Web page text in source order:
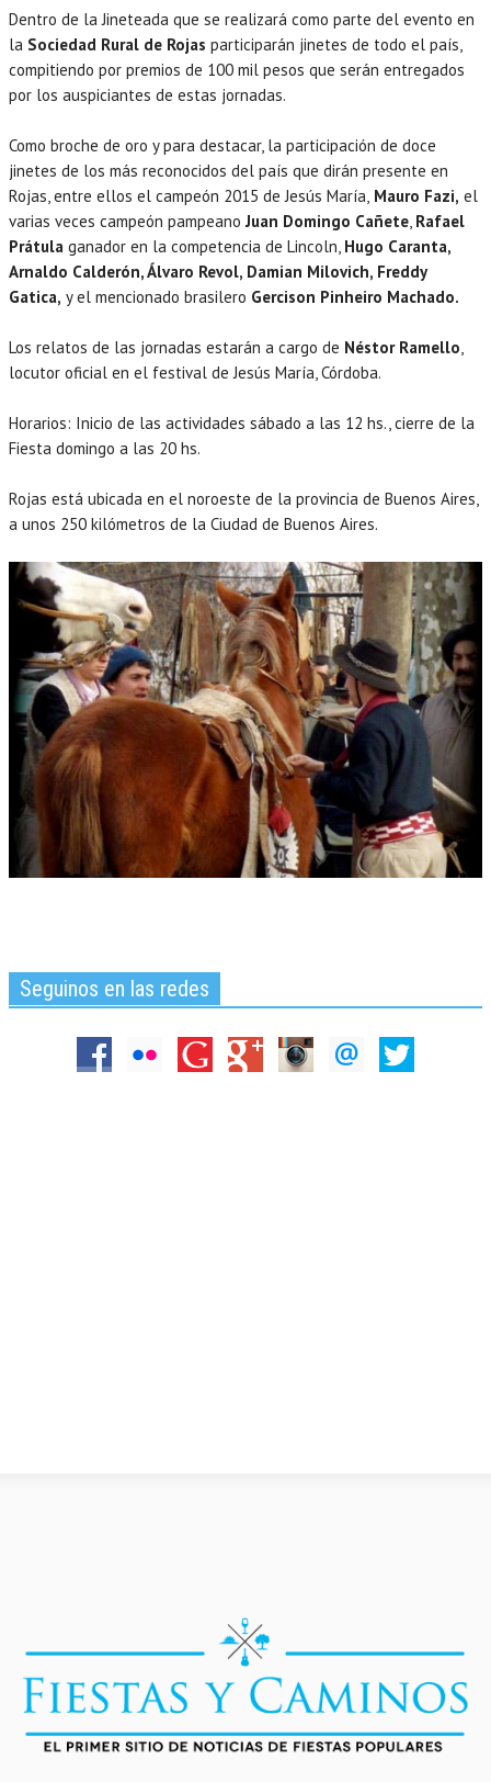
Dentro de la Jineteada que se realizará como parte del evento en
la Sociedad Rural de Rojas participarán jinetes de todo el país,
compitiendo por premios de 100 mil pesos que serán entregados
por los auspiciantes de estas jornadas.
Como broche de oro y para destacar, la participación de doce
jinetes de los más reconocidos del país que dirán presente en
Rojas, entre ellos el campeón 2015 de Jesús María, Mauro Fazi, el
varias veces campeón pampeano Juan Domingo Cañete, Rafael
Prátula ganador en la competencia de Lincoln, Hugo Caranta,
Arnaldo Calderón, Álvaro Revol, Damian Milovich, Freddy
Gatica, y el mencionado brasilero Gercison Pinheiro Machado.
Los relatos de las jornadas estarán a cargo de Néstor Ramello,
locutor oficial en el festival de Jesús María, Córdoba.
Horarios: Inicio de las actividades sábado a las 12 hs., cierre de la
Fiesta domingo a las 20 hs.
Rojas está ubicada en el noroeste de la provincia de Buenos Aires,
a unos 250 kilómetros de la Ciudad de Buenos Aires.
Seguinos en las redes